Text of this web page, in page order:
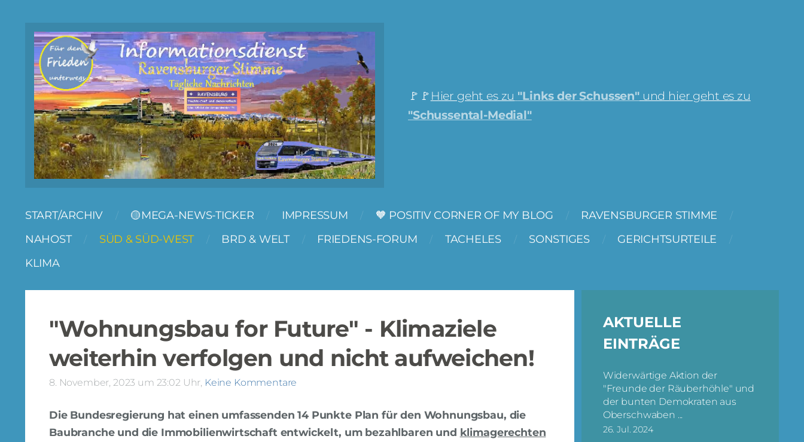
🚩🚩 Hier geht es zu "Links der Schussen"und hier geht es zu
"Schussental-Medial"
START/ARCHIV 🟡MEGA-NEWS-TICKER IMPRESSUM 🧡 POSITIV CORNER OF MY BLOG
RAVENSBURGER STIMME
NAHOST
SÜD & SÜD-WEST BRD & WELT FRIEDENS-FORUM TACHELES SONSTIGES
GERICHTSURTEILE
KLIMA
AKTUELLE
EINTRÄGE
Widerwärtige Aktion der
"Freunde der Räuberhöhle" und
der bunten Demokraten aus
Oberschwaben ...
26. Jul. 2024
"Wohnungsbau for Future" - Klimaziele
weiterhin verfolgen und nicht aufweichen!
8. November, 2023 um 23:02 Uhr, Keine Kommentare
Die Bundesregierung hat einen umfassenden 14 Punkte Plan für den Wohnungsbau, die
Baubranche und die Immobilienwirtschaft entwickelt, um bezahlbaren und klimagerechten